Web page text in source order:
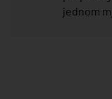
jednom